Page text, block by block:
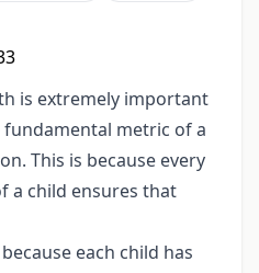
is extremely important
fundamental metric of a
This is because every
a child ensures that
each child has